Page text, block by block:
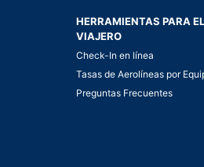
HERRAMIENTAS PARA EL
VIAJERO
Check-In en línea
Tasas de Aerolíneas por
Preguntas Frecuentes